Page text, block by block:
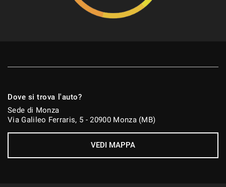
Sistema lavafari
Sound system
Specchietti laterali elettrici
Dove si trova l'auto?
Sede di Monza
Via Galileo Ferraris, 5 - 20900 Monza (MB)
VEDI MAPPA